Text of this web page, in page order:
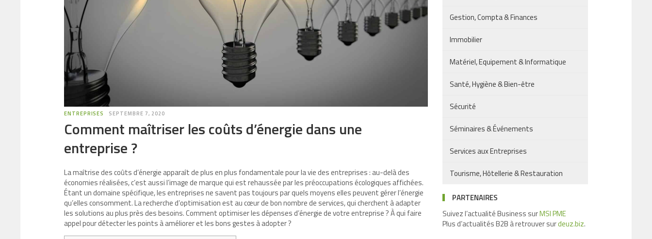
ENTREPRISES SEPTEMBRE 7, 2020
Comment maîtriser les coûts d’énergie dans une
entreprise ?
La maîtrise des coûts d’énergie apparaît de plus en plus fondamentale pour la vie des entreprises : au-delà des
économies réalisées, c’est aussi l’image de marque qui est rehaussée par les préoccupations écologiques affichées.
Étant un domaine spécifique, les entreprises ne savent pas toujours par quels moyens elles peuvent gérer l’énergie
qu’elles consomment. La recherche d’optimisation est au cœur de bon nombre de services, qui cherchent à adapter
les solutions au plus près des besoins. Comment optimiser les dépenses d’énergie de votre entreprise ? À qui faire
appel pour détecter les points à améliorer et les bons gestes à adopter ?
Gestion, Compta & Finances
Immobilier
Matériel, Equipement & Informatique
Santé, Hygiène & Bien-être
Sécurité
Séminaires & Événements
Services aux Entreprises
Tourisme, Hôtellerie & Restauration
PARTENAIRES
Suivez l’actualité Business surMSI PME
Plus d’actualités B2B à retrouver surdeuz.biz.